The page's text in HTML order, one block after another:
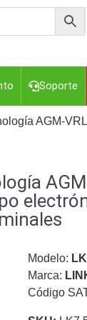
Soporte
Acero para
Extensores,
para Cámaras
de Video
y Conectores
y
AGM-
Modelo:
Marca:
Código